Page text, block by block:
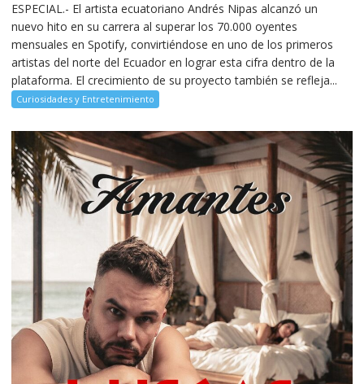
ESPECIAL.- El artista ecuatoriano Andrés Nipas alcanzó un
nuevo hito en su carrera al superar los 70.000 oyentes
mensuales en Spotify, convirtiéndose en uno de los primeros
artistas del norte del Ecuador en lograr esta cifra dentro de la
plataforma. El crecimiento de su proyecto también se refleja...
Curiosidades y Entretenimiento